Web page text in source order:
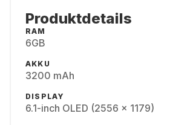
Produktdetails
RAM
6GB
AKKU
3200 mAh
DISPLAY
6.1-inch OLED (2556 x 1179)